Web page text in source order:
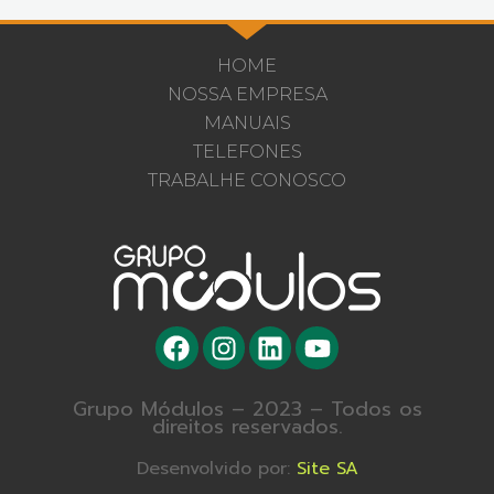
HOME
NOSSA EMPRESA
MANUAIS
TELEFONES
TRABALHE CONOSCO
Grupo Módulos – 2023 – Todos os
direitos reservados.
Desenvolvido por: Site SA